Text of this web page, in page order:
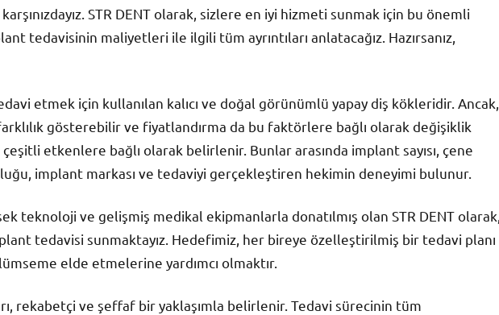
STR DENT olarak, sizlere en iyi hizmeti sunmak için bu önemli
tedavisinin maliyetleri ile ilgili tüm ayrıntıları anlatacağız. Hazırsanız,
etmek için kullanılan kalıcı ve doğal görünümlü yapay diş kökleridir. Ancak,
gösterebilir ve fiyatlandırma da bu faktörlere bağlı olarak değişiklik
etkenlere bağlı olarak belirlenir. Bunlar arasında implant sayısı, çene
implant markası ve tedaviyi gerçekleştiren hekimin deneyimi bulunur.
teknoloji ve gelişmiş medikal ekipmanlarla donatılmış olan STR DENT olarak,
tedavisi sunmaktayız. Hedefimiz, her bireye özelleştirilmiş bir tedavi planı
elde etmelerine yardımcı olmaktır.
rekabetçi ve şeffaf bir yaklaşımla belirlenir. Tedavi sürecinin tüm